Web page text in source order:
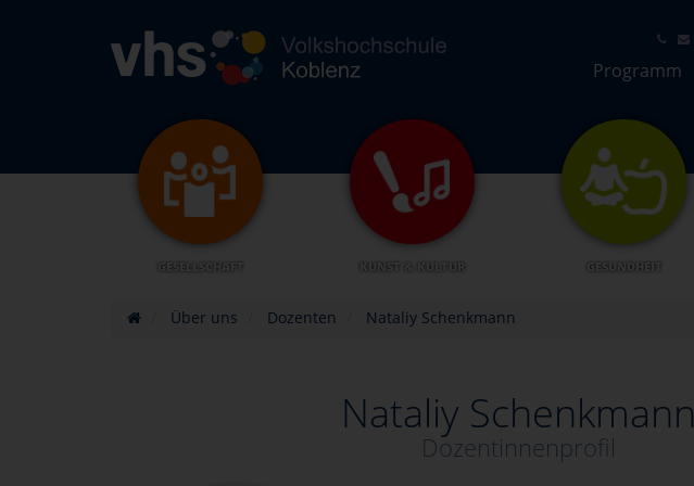
Programm
GESELLSCHAFT KUNST & KULTUR GESUNDHEIT
Über uns Dozenten Nataliy Schenkmann
Nataliy Schenkmann
Dozentinnenprofil